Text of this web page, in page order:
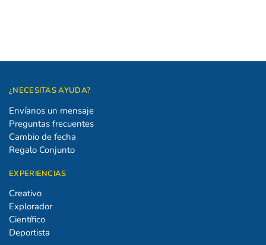
¿NECESITAS AYUDA?
Envíanos un mensaje
Preguntas frecuentes
Cambio de fecha
Regalo Conjunto
EXPERIENCIAS
Creativo
Explorador
Científico
Deportista